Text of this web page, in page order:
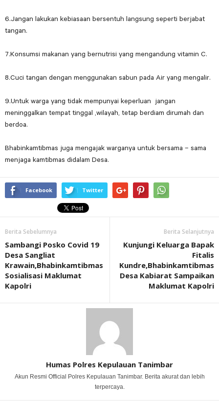
6.Jangan lakukan kebiasaan bersentuh langsung seperti berjabat
tangan.
7.Konsumsi makanan yang bernutrisi yang mengandung vitamin C.
8.Cuci tangan dengan menggunakan sabun pada Air yang mengalir.
9.Untuk warga yang tidak mempunyai keperluan jangan
meninggalkan tempat tinggal ,wilayah, tetap berdiam dirumah dan
berdoa.
Bhabinkamtibmas juga mengajak warganya untuk bersama – sama
menjaga kamtibmas didalam Desa.
Facebook Twitter
Berita Sebelumnya
Sambangi Posko Covid 19
Desa Sangliat
Krawain,Bhabinkamtibmas
Sosialisasi Maklumat
Kapolri
Berita Selanjutnya
Kunjungi Keluarga Bapak
Fitalis
Kundre,Bhabinkamtibmas
Desa Kabiarat Sampaikan
Maklumat Kapolri
Humas Polres Kepulauan Tanimbar
Akun Resmi Official Polres Kepulauan Tanimbar. Berita akurat dan lebih
terpercaya.